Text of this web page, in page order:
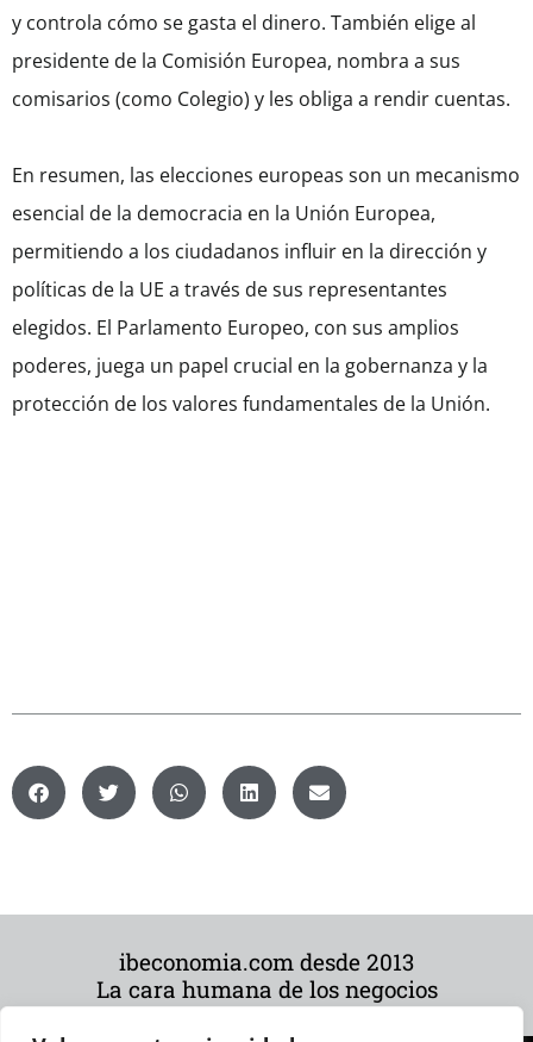
y controla cómo se gasta el dinero. También elige al
presidente de la Comisión Europea, nombra a sus
comisarios (como Colegio) y les obliga a rendir cuentas.
En resumen, las elecciones europeas son un mecanismo
esencial de la democracia en la Unión Europea,
permitiendo a los ciudadanos influir en la dirección y
políticas de la UE a través de sus representantes
elegidos. El Parlamento Europeo, con sus amplios
poderes, juega un papel crucial en la gobernanza y la
protección de los valores fundamentales de la Unión.
ibeconomia.com desde 2013
La cara humana de los negocios